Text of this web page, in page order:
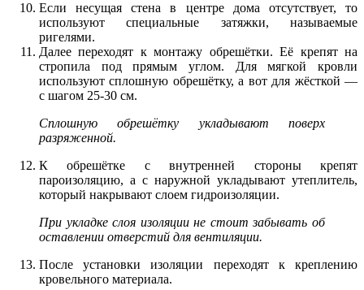
Если несущая стена в центре дома отсутствует, то
используют специальные затяжки, называемые
ригелями.
Далее переходят к монтажу обрешётки. Её крепят на
стропила под прямым углом. Для мягкой кровли
используют сплошную обрешётку, а вот для жёсткой —
с шагом 25-30 см.
Сплошную обрешётку укладывают поверх
разряженной.
К обрешётке с внутренней стороны крепят
пароизоляцию, а с наружной укладывают утеплитель,
который накрывают слоем гидроизоляции.
При укладке слоя изоляции не стоит забывать об
оставлении отверстий для вентиляции.
После установки изоляции переходят к креплению
кровельного материала.